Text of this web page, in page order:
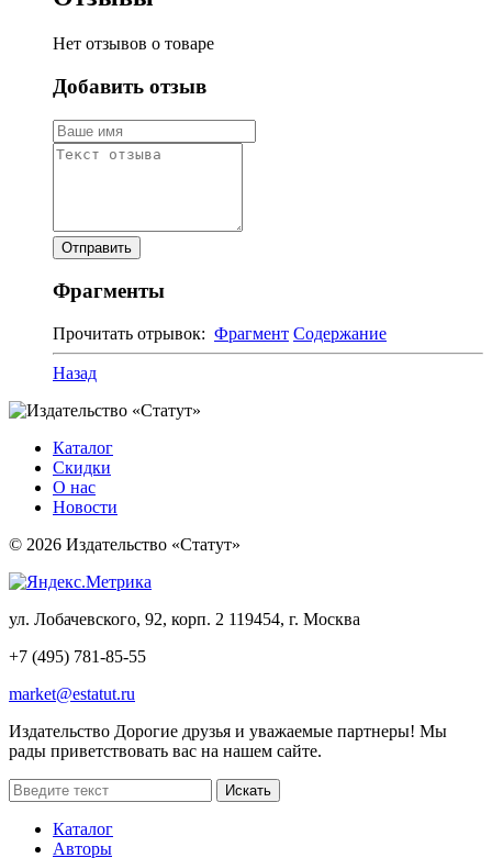
Нет отзывов о товаре
Добавить отзыв
Фрагменты
Прочитать отрывок: Фрагмент Содержание
Назад
Каталог
Скидки
О нас
Новости
© 2026 Издательство «Статут»
ул. Лобачевского, 92, корп. 2 119454, г. Москва
+7 (495) 781-85-55
market@estatut.ru
Издательство Дорогие друзья и уважаемые партнеры! Мы
рады приветствовать вас на нашем сайте.
Каталог
Авторы